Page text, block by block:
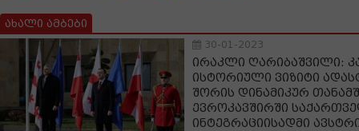
ახალი ამბები
30-01-2023
ირაკლი ღარიბაშვილი:
ისტორიული ვიზიტი
შორის დინამიკურ
ევროკავშირში
ინტეგრაციისადმი